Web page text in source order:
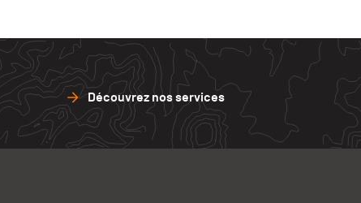
Découvrez nos services